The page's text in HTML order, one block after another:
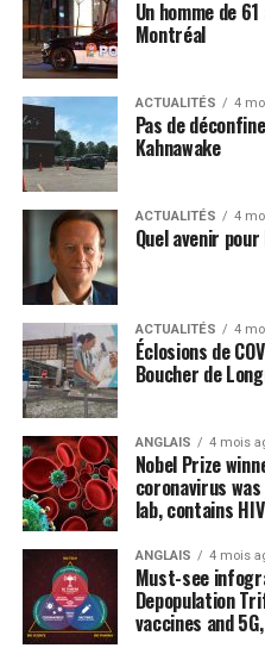
Un homme de
Montréal
ACTUALITÉS 4
Pas de
Kahnawake
ACTUALITÉS 4
Quel avenir
ACTUALITÉS 4
Éclosions de
Boucher de
ANGLAIS 4 mois
Nobel Prize
coronavirus
lab, contains
ANGLAIS 4 mois
Must-see
Depopulation
vaccines and